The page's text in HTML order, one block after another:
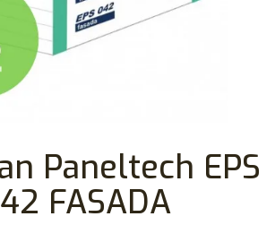
Paneltech EPS
FASADA